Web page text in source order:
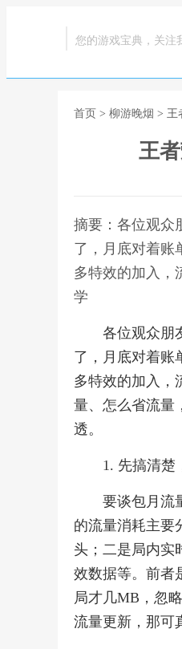
您的游戏宝典，关注
首页 > 柳游晚烟 > 王
王
摘要：各位观众
了，月底对着账
多特效的加入，
学
各位观众朋
了，月底对着账
多特效的加入，
量、怎么省流量
透。
1. 先搞清楚
要谈包月流
的流量消耗主要
头；二是局内实
效数据等。前者
局才几MB，忽
流量更新，那可